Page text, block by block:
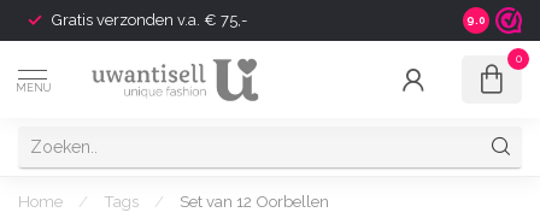
Gratis verzonden v.a. € 75,- Shipping
9.0
MENU
0
Home / Tags / Set van 12 Oorbellen